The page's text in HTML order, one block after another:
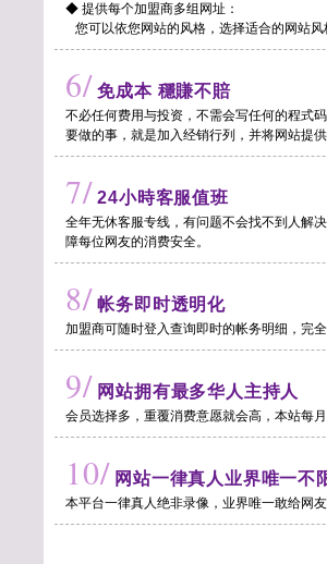
◆ 提供每个加盟商多组网址：
您可以依您网站的风格，选择适合的网站
6/ 免成本 穩賺不賠
不必任何费用与投资，不需会写任何的程式
要做的事，就是加入经销行列，并将网站提
7/ 24小時客服值班
全年无休客服专线，有问题不会找不到人解
障每位网友的消费安全。
8/ 帐务即时透明化
加盟商可随时登入查询即时的帐务明细，完全
9/ 网站拥有最多华人主持人
会员选择多，重覆消费意愿就会高，本站每
10/ 网站一律真人业界唯一不
本平台一律真人绝非录像，业界唯一敢给网友